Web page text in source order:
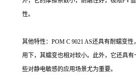
性。
其他特性：POM C 9021 AS还具有耐蠕变
用下，其蠕变也相对较小。此外，它还具
些对静电敏感的应用场景尤为重要。